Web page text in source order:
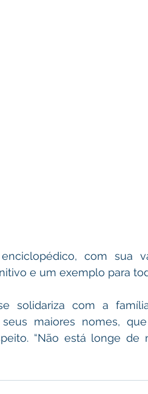
com sua
e um exemplo para
solidariza com a
maiores nomes,
“Não está longe de